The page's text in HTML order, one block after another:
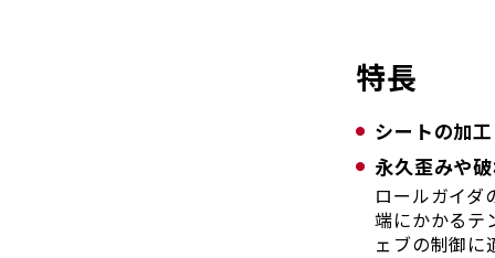
特長
シートの加
永久歪みや
ロールガイダ
端にかかるテ
ェブの制御に